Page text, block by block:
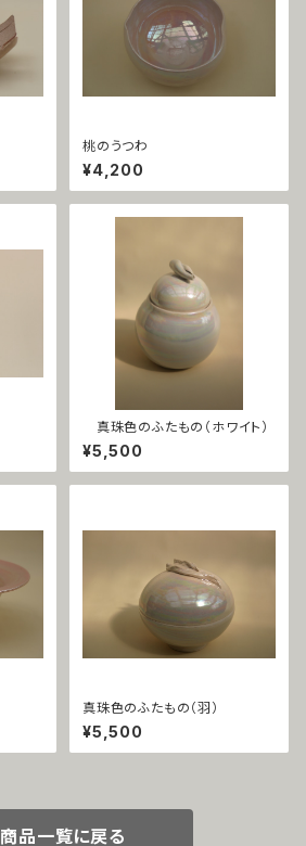
桃のうつわ
¥4,200
真珠色のふたもの（ホワイト）
¥5,500
真珠色のふたもの（羽）
¥5,500
商品一覧に戻る